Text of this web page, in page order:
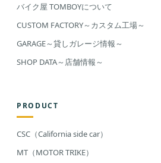
バイク屋 TOMBOYについて
CUSTOM FACTORY～カスタム工場～
GARAGE～貸しガレージ情報～
SHOP DATA～店舗情報～
PRODUCT
CSC（California side car）
MT（MOTOR TRIKE）